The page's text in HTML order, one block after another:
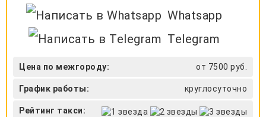
Whatsapp
Telegram
Цена по межгороду: от 7500 руб.
График работы: круглосуточно
Рейтинг такси: